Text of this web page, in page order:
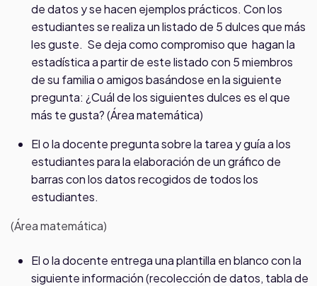
de datos y se hacen ejemplos prácticos. Con los
estudiantes se realiza un listado de 5 dulces que más
les guste. Se deja como compromiso que hagan la
estadística a partir de este listado con 5 miembros
de su familia o amigos basándose en la siguiente
pregunta: ¿Cuál de los siguientes dulces es el que
más te gusta? (Área matemática)
El o la docente pregunta sobre la tarea y guía a los
estudiantes para la elaboración de un gráfico de
barras con los datos recogidos de todos los
estudiantes.
(Área matemática)
El o la docente entrega una plantilla en blanco con la
siguiente información (recolección de datos, tabla de